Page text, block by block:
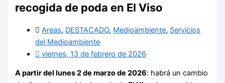
recogida de poda en El Viso
Areas, DESTACADO, Medioambiente, Servicios
del Medioambiente
viernes, 13 de febrero de 2026
A partir del lunes 2 de marzo de 2026: habrá un cambio